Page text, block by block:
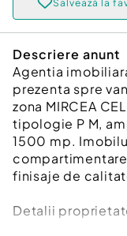
Salvează la
Descriere anunt
Agentia
prezenta spre
zona MIRCEA
tipologie P M,
1500 mp.
finisaje de
Detalii